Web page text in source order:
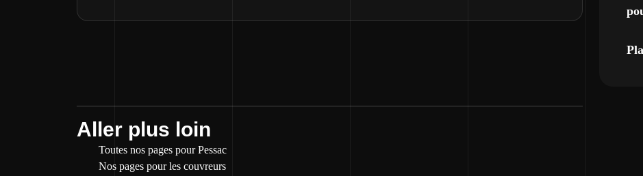
Aller plus loin
Toutes nos pages pour Pessac
Nos pages pour les couvreurs